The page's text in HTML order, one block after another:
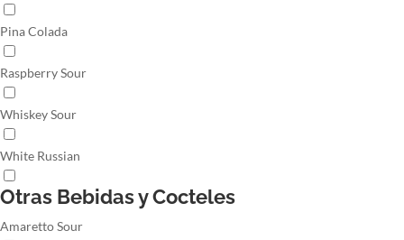
Pina Colada
Raspberry Sour
Whiskey Sour
White Russian
Otras Bebidas y Cocteles
Amaretto Sour